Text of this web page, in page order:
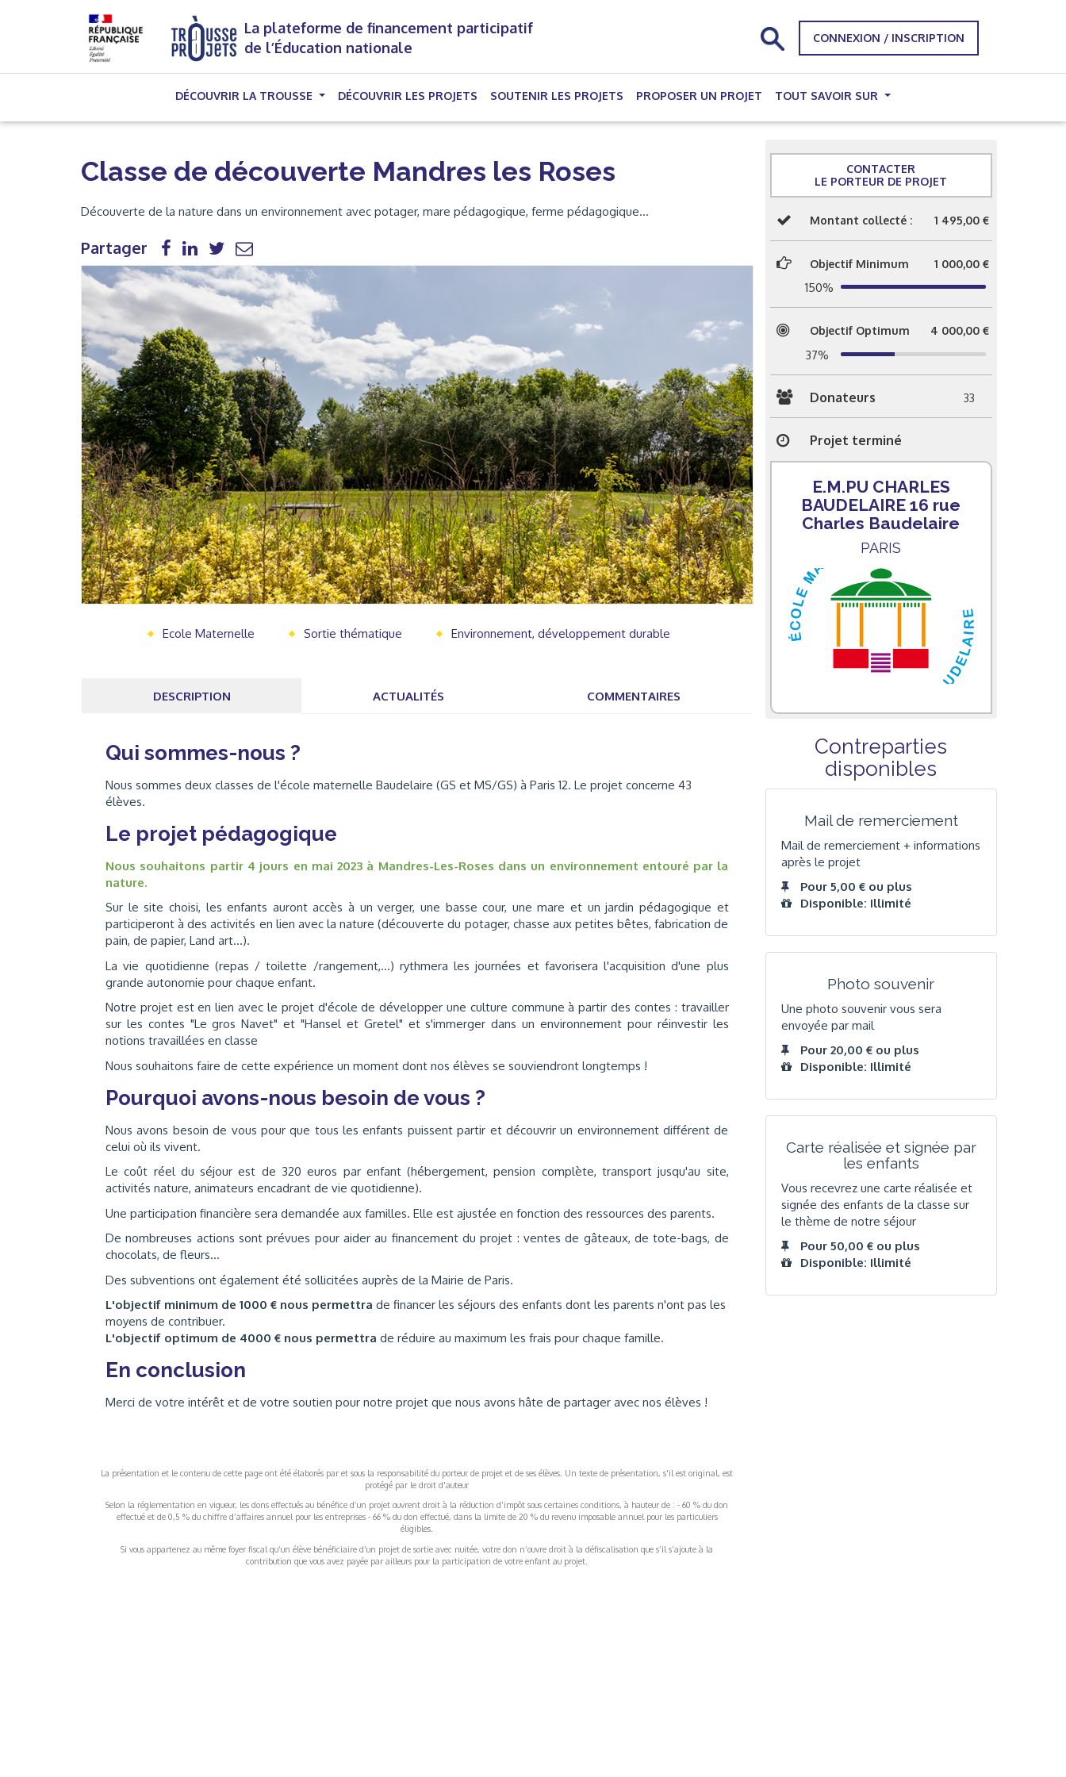
La plateforme de financement participatif
de l’Éducation nationale
CONNEXION / INSCRIPTION
DÉCOUVRIR LA TROUSSE DÉCOUVRIR LES PROJETS (CURRENT)
SOUTENIR LES PROJETS PROPOSER UN PROJET TOUT SAVOIR SUR
Classe de découverte Mandres les Roses
Découverte de la nature dans un environnement avec potager, mare pédagogique, ferme pédagogique…
Partager
Ecole Maternelle Sortie thématique Environnement, développement durable
DESCRIPTION ACTUALITÉS COMMENTAIRES
Qui sommes-nous ?
Nous sommes deux classes de l'école maternelle Baudelaire (GS et MS/GS) à Paris 12. Le projet concerne 43
élèves.
Le projet pédagogique
Nous souhaitons partir 4 jours en mai 2023 à Mandres-Les-Roses dans un environnement entouré par la
nature.
Sur le site choisi, les enfants auront accès à un verger, une basse cour, une mare et un jardin pédagogique et
participeront à des activités en lien avec la nature (découverte du potager, chasse aux petites bêtes, fabrication de
pain, de papier, Land art...).
La vie quotidienne (repas / toilette /rangement,...) rythmera les journées et favorisera l'acquisition d'une plus
grande autonomie pour chaque enfant.
Notre projet est en lien avec le projet d'école de développer une culture commune à partir des contes : travailler
sur les contes "Le gros Navet" et "Hansel et Gretel" et s'immerger dans un environnement pour réinvestir les
notions travaillées en classe
Nous souhaitons faire de cette expérience un moment dont nos élèves se souviendront longtemps !
Pourquoi avons-nous besoin de vous ?
Nous avons besoin de vous pour que tous les enfants puissent partir et découvrir un environnement différent de
celui où ils vivent.
Le coût réel du séjour est de 320 euros par enfant (hébergement, pension complète, transport jusqu'au site,
activités nature, animateurs encadrant de vie quotidienne).
Une participation financière sera demandée aux familles. Elle est ajustée en fonction des ressources des parents.
De nombreuses actions sont prévues pour aider au financement du projet : ventes de gâteaux, de tote-bags, de
chocolats, de fleurs...
Des subventions ont également été sollicitées auprès de la Mairie de Paris.
L'objectif minimum de 1000 € nous permettra de financer les séjours des enfants dont les parents n'ont pas les
moyens de contribuer.
L'objectif optimum de 4000 € nous permettra de réduire au maximum les frais pour chaque famille.
En conclusion
Merci de votre intérêt et de votre soutien pour notre projet que nous avons hâte de partager avec nos élèves !
La présentation et le contenu de cette page ont été élaborés par et sous la responsabilité du porteur de projet et de ses élèves. Un texte de présentation, s'il est original, est
protégé par le droit d'auteur
Selon la réglementation en vigueur, les dons effectués au bénéfice d’un projet ouvrent droit à la réduction d’impôt sous certaines conditions, à hauteur de : - 60 % du don
effectué et de 0,5 % du chiffre d’affaires annuel pour les entreprises - 66 % du don effectué, dans la limite de 20 % du revenu imposable annuel pour les particuliers
éligibles.
Si vous appartenez au même foyer fiscal qu’un élève bénéficiaire d’un projet de sortie avec nuitée, votre don n’ouvre droit à la défiscalisation que s’il s’ajoute à la
contribution que vous avez payée par ailleurs pour la participation de votre enfant au projet.
CONTACTER
LE PORTEUR DE PROJET
Montant collecté : 1 495,00 €
Objectif Minimum 1 000,00 €
150%
Objectif Optimum 4 000,00 €
37%
Donateurs 33
Projet terminé
E.M.PU CHARLES
BAUDELAIRE 16 rue
Charles Baudelaire
PARIS
Contreparties
disponibles
Mail de remerciement
Mail de remerciement + informations
après le projet
Pour 5,00 € ou plus
Disponible: Illimité
Photo souvenir
Une photo souvenir vous sera
envoyée par mail
Pour 20,00 € ou plus
Disponible: Illimité
Carte réalisée et signée par
les enfants
Vous recevrez une carte réalisée et
signée des enfants de la classe sur
le thème de notre séjour
Pour 50,00 € ou plus
Disponible: Illimité